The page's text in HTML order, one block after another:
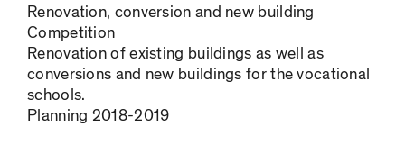
Renovation, conversion and new building
Competition
Renovation of existing buildings as well as
conversions and new buildings for the vocational
schools.
Planning 2018-2019